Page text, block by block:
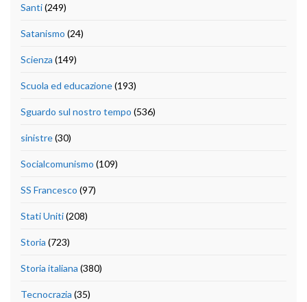
Santi(249)
Satanismo (24)
Scienza (149)
Scuola ed educazione(193)
Sguardo sul nostro tempo (536)
sinistre(30)
Socialcomunismo (109)
SS Francesco (97)
Stati Uniti(208)
Storia (723)
Storia italiana (380)
Tecnocrazia (35)